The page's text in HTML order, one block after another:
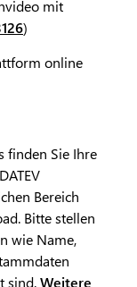
mit
)
online
finden Sie Ihre
Bereich
Bitte stellen
wie Name,
sind.Weitere